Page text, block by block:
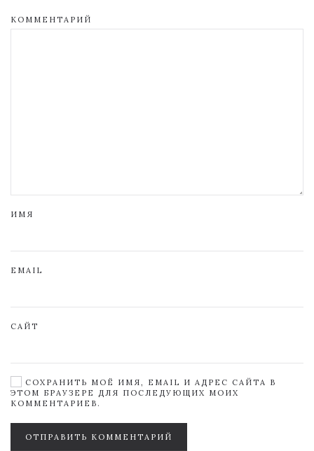
КОММЕНТАРИЙ
ИМЯ
EMAIL
САЙТ
СОХРАНИТЬ МОЁ ИМЯ, EMAIL И АДРЕС САЙТА В
ЭТОМ БРАУЗЕРЕ ДЛЯ ПОСЛЕДУЮЩИХ МОИХ
КОММЕНТАРИЕВ.
ОТПРАВИТЬ КОММЕНТАРИЙ